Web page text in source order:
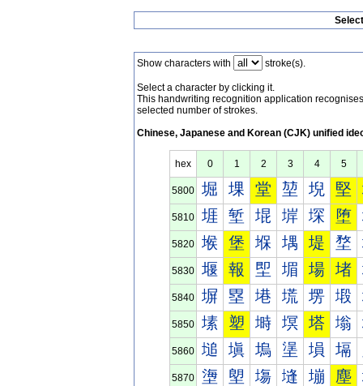
Show characters with stroke(s).
Select a character by clicking it.
This handwriting recognition application
selected number of strokes.
Chinese, Japanese and Korean (CJK) unified
hex 0 1 2 3 4 5
5800 堀 堁 堂 堃 堄 堅
5810 堐 堑 堒 堓 堔 堕
5820 堠 堡 堢 堣 堤 堥
5830 堰 報 堲 堳 場 堵
5840 塀 塁 塂 塃 塄 塅
5850 塐 塑 塒 塓 塔 塕
5860 塠 塡 塢 塣 塤 塥
5870 塰 塱 塲 塳 塴 塵